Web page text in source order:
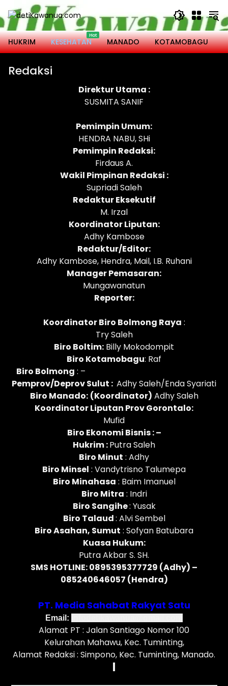
Langsung
ke
konten
HUKRIM
KESEHATAN MANADO KOTAMOBAGU
Redaksi
Direktur Utama :
SUSMITA SANIF
Pemimpin Umum:
HENDRA NABU, SHi
Pemimpin Redaksi:
Firdaus A.
Wakil Pimpinan Redaksi :
Supriadi Saleh
Redaktur Eksekutif
M. Irzal
Koordinator Liputan:
Adhy Kambose
Redaktur/Editor:
Adhy Kambose, Hendra, Mail, I.B. Ruhani
Manager Pemasaran:
Mungawanatun
Reporter:
Koordinator Biro Bolmong Raya :
Try Saleh
Biro Boltim: Billy Mokodompit
Biro Kotamobagu: Raf
Biro Bolmong : –
Pemprov/Deprov Sulut : Adhy Saleh/Enda Syariati
Biro Manado: (Koordinator) Adhy Saleh
Koordinator Liputan Prov Gorontalo:
Mufid
Biro Ekonomi Bisnis : –
Hukrim :Putra Saleh
Biro Minut : Adhy
Biro Minsel : Vandytrisno Talumepa
Biro Minahasa : Baim Imanuel
Biro Mitra : Indri
Biro Sangihe: Yusak
Biro Talaud: Alvi Sembel
Biro Asahan, Sumut : Sofyan Batubara
Kuasa Hukum:
Putra Akbar S. SH.
SMS HOTLINE: 0895395377729 (Adhy) –
085240646057 (Hendra)
PT. Media Sahabat Rakyat Satu
Email:
Alamat PT : Jalan Santiago Nomor 100
Kelurahan Mahawu, Kec. Tuminting,
Alamat Redaksi : Simpono, Kec. Tuminting, Manado.